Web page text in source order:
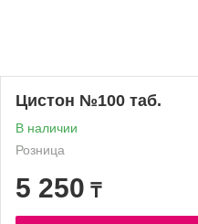
Цистон №100 таб.
В наличии
Розница
5 250 ₸